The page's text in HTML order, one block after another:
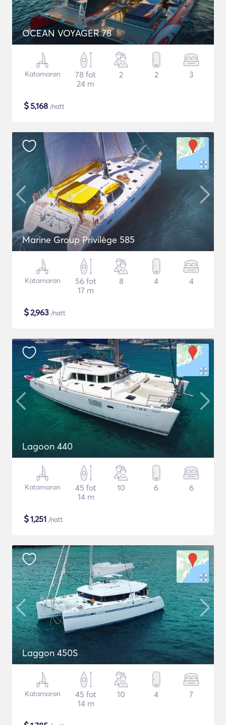
OCEAN VOYAGER 78
Katamaran
78 fot
24 m
2 2 3
$5,168 /natt
Marine Group Privilège 585
Katamaran
56 fot
17 m
8 4 4
$2,963 /natt
Lagoon 440
Katamaran
45 fot
14 m
10 6 6
$1,251 /natt
Laggon 450S
Katamaran
45 fot
14 m
10 4 7